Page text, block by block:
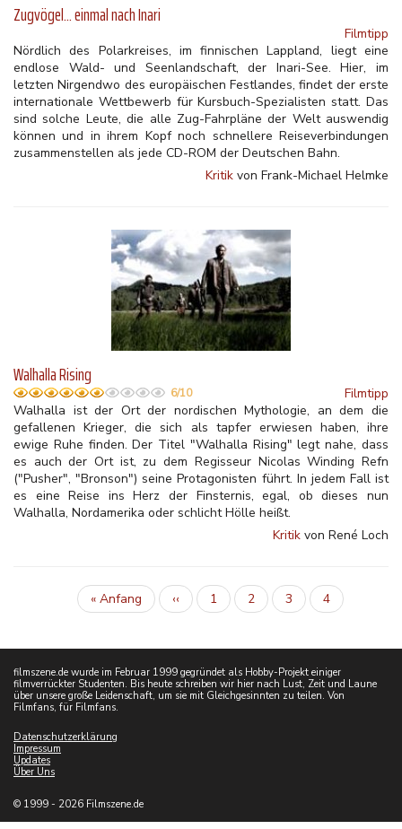
Zugvögel... einmal nach Inari
Filmtipp
Nördlich des Polarkreises, im finnischen Lappland, liegt eine
endlose Wald- und Seenlandschaft, der Inari-See. Hier, im
letzten Nirgendwo des europäischen Festlandes, findet der erste
internationale Wettbewerb für Kursbuch-Spezialisten statt. Das
sind solche Leute, die alle Zug-Fahrpläne der Welt auswendig
können und in ihrem Kopf noch schnellere Reiseverbindungen
zusammenstellen als jede CD-ROM der Deutschen Bahn.
Kritik von Frank-Michael Helmke
Walhalla Rising
6/10
Filmtipp
Walhalla ist der Ort der nordischen Mythologie, an dem die
gefallenen Krieger, die sich als tapfer erwiesen haben, ihre
ewige Ruhe finden. Der Titel "Walhalla Rising" legt nahe, dass
es auch der Ort ist, zu dem Regisseur Nicolas Winding Refn
("Pusher", "Bronson") seine Protagonisten führt. In jedem Fall ist
es eine Reise ins Herz der Finsternis, egal, ob dieses nun
Walhalla, Nordamerika oder schlicht Hölle heißt.
Kritik von René Loch
SeitennummerierungErste
Seite
« Anfang
Vorherige
Seite
‹‹ Inhalt
1 Inhalt
2 Inhalt
3
Aktuelle
Seite
4
filmszene.de wurde im Februar 1999 gegründet als Hobby-Projekt einiger
filmverrückter Studenten. Bis heute schreiben wir hier nach Lust, Zeit und Laune
über unsere große Leidenschaft, um sie mit Gleichgesinnten zu teilen. Von
Filmfans, für Filmfans.
Datenschutzerklärung
Impressum
Updates
Über Uns
© 1999 - 2026 Filmszene.de